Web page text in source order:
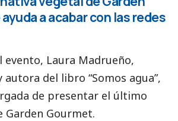
a acabar con las redes
evento, Laura Madrueño,
del libro “Somos agua”,
de presentar el último
Garden Gourmet.